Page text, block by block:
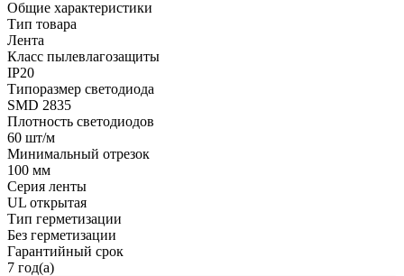
Общие характеристики
Тип товара
Лента
Класс пылевлагозащиты
IP20
Типоразмер светодиода
SMD 2835
Плотность светодиодов
60 шт/м
Минимальный отрезок
100 мм
Серия ленты
UL открытая
Тип герметизации
Без герметизации
Гарантийный срок
7 год(а)